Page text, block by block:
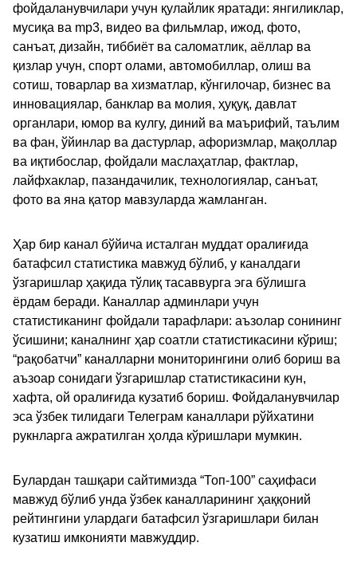
фойдаланувчилари учун қулайлик яратади: янгиликлар,
мусиқа ва mp3, видео ва фильмлар, ижод, фото,
санъат, дизайн, тиббиёт ва саломатлик, аёллар ва
қизлар учун, спорт олами, автомобиллар, олиш ва
сотиш, товарлар ва хизматлар, кўнгилочар, бизнес ва
инновациялар, банклар ва молия, ҳуқуқ, давлат
органлари, юмор ва кулгу, диний ва маърифий, таълим
ва фан, ўйинлар ва дастурлар, афоризмлар, мақоллар
ва иқтибослар, фойдали маслаҳатлар, фактлар,
лайфхаклар, пазандачилик, технологиялар, санъат,
фото ва яна қатор мавзуларда жамланган.
Ҳар бир канал бўйича исталган муддат оралиғида
батафсил статистика мавжуд бўлиб, у каналдаги
ўзгаришлар ҳақида тўлиқ тасаввурга эга бўлишга
ёрдам беради. Каналлар админлари учун
статистиканинг фойдали тарафлари: аъзолар сонининг
ўсишини; каналнинг ҳар соатли статистикасини кўриш;
“рақобатчи” каналларни мониторингини олиб бориш ва
аъзоар сонидаги ўзгаришлар статистикасини кун,
хафта, ой оралиғида кузатиб бориш. Фойдаланувчилар
эса ўзбек тилидаги Телеграм каналлари рўйхатини
рукнларга ажратилган ҳолда кўришлари мумкин.
Булардан ташқари сайтимизда “Топ-100” саҳифаси
мавжуд бўлиб унда ўзбек каналларининг ҳаққоний
рейтингини улардаги батафсил ўзгаришлари билан
кузатиш имконияти мавжуддир.